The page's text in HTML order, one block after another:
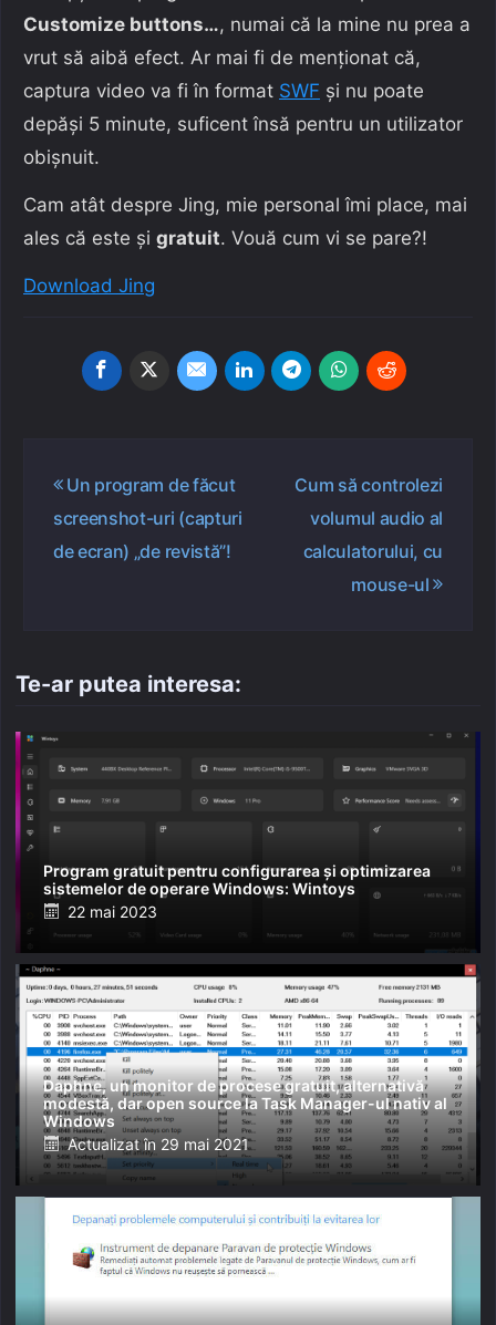
Customize buttons…, numai că la mine nu prea a
vrut să aibă efect. Ar mai fi de menționat că,
captura video va fi în format SWF și nu poate
depăși 5 minute, suficent însă pentru un utilizator
obișnuit.
Cam atât despre Jing, mie personal îmi place, mai
ales că este și gratuit. Vouă cum vi se pare?!
Download Jing
Navigare
articole
Un program de făcut
screenshot-uri (capturi
de ecran) „de revistă”!
Cum să controlezi
volumul audio al
calculatorului, cu
mouse-ul
Te-ar putea interesa:
Program gratuit pentru configurarea și optimizarea
sistemelor de operare Windows: Wintoys
Posted
on
22 mai 2023
Daphne, un monitor de procese gratuit, alternativă
modestă, dar open source la Task Manager-ul nativ al
Windows
Posted
on
Actualizat în 29 mai 2021